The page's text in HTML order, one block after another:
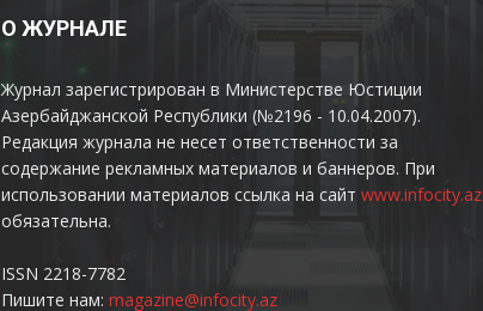
О ЖУРНАЛЕ
Журнал зарегистрирован в Министерстве Юстиции
Азербайджанской Республики (№2196 - 10.04.2007).
Редакция журнала не несет ответственности за
содержание рекламных материалов и баннеров. При
использовании материалов ссылка на сайт www.infocity.az
обязательна.
ISSN 2218-7782
Пишите нам: magazine@infocity.az